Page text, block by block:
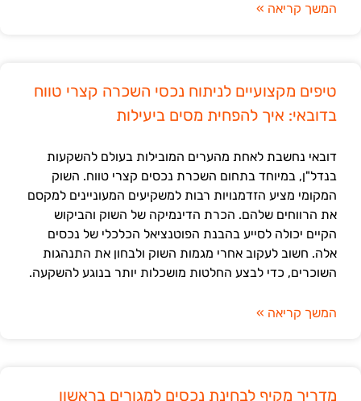
המשך קריאה »
טיפים מקצועיים לניתוח נכסי השכרה קצרי טווח
בדובאי: איך להפחית מסים ביעילות
דובאי נחשבת לאחת מהערים המובילות בעולם להשקעות
בנדל"ן, במיוחד בתחום השכרת נכסים קצרי טווח. השוק
המקומי מציע הזדמנויות רבות למשקיעים המעוניינים למקסם
את הרווחים שלהם. הכרת הדינמיקה של השוק והביקוש
הקיים יכולה לסייע בהבנת הפוטנציאל הכלכלי של נכסים
אלה. חשוב לעקוב אחרי מגמות השוק ולבחון את התנהגות
השוכרים, כדי לבצע החלטות מושכלות יותר בנוגע להשקעה.
המשך קריאה »
מדריך מקיף לבחינת נכסים למגורים בראשון